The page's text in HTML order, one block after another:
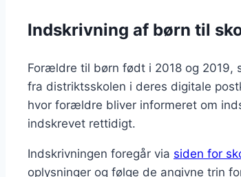
Indskrivning af børn til
Forældre til børn født i 2018 og 2019,
fra distriktsskolen i deres digitale
hvor forældre bliver informeret om
indskrevet rettidigt.
Indskrivningen foregår via siden for
oplysninger og følge de angivne trin